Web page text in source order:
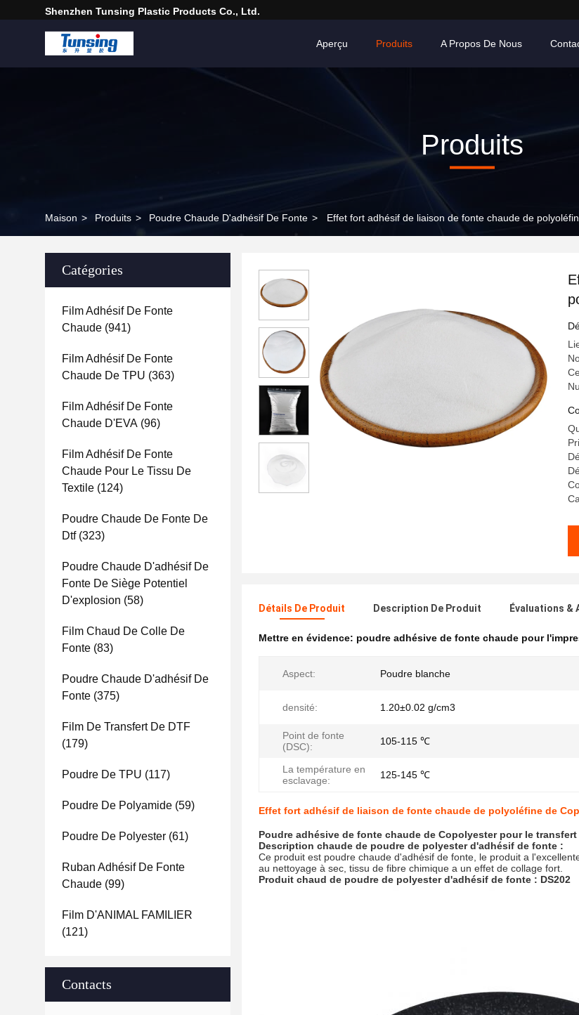
Shenzhen Tunsing Plastic Products Co., Ltd.
Aperçu Produits A Propos De Nous
Produits
Maison > Produits > Poudre Chaude D'adhésif De Fonte > Effet fort adhésif de liaison de fonte chaude de
Catégories
Film Adhésif De Fonte
Chaude (941)
Film Adhésif De Fonte
Chaude De TPU (363)
Film Adhésif De Fonte
Chaude D'EVA (96)
Film Adhésif De Fonte
Chaude Pour Le Tissu De
Textile (124)
Poudre Chaude De Fonte De
Dtf(323)
Poudre Chaude D'adhésif De
Fonte De Siège Potentiel
D'explosion (58)
Film Chaud De Colle De
Fonte (83)
Poudre Chaude D'adhésif De
Fonte (375)
Film De Transfert De DTF
(179)
Poudre De TPU (117)
Poudre De Polyamide (59)
Poudre De Polyester (61)
Ruban Adhésif De Fonte
Chaude (99)
Film D'ANIMAL FAMILIER
(121)
Contacts
Détails De Produit Description De Produit Évaluations &
Mettre en évidence: poudre adhésive de fonte chaude pour
Aspect: Poudre blanche
densité: 1.20±0.02 g/cm3
Point de fonte
(DSC):
105-115 ℃
La température en
esclavage:
125-145 ℃
Effet fort adhésif de liaison de fonte chaude de polyoléfine de
Poudre adhésive de fonte chaude de Copolyester pour le
Description chaude de poudre de polyester d'adhésif de fonte :
Ce produit est poudre chaude d'adhésif de fonte, le produit a
au nettoyage à sec, tissu de fibre chimique a un effet de collage fort.
Produit chaud de poudre de polyester d'adhésif de fonte : DS202